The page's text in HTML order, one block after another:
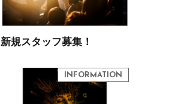
新規スタッフ募集！